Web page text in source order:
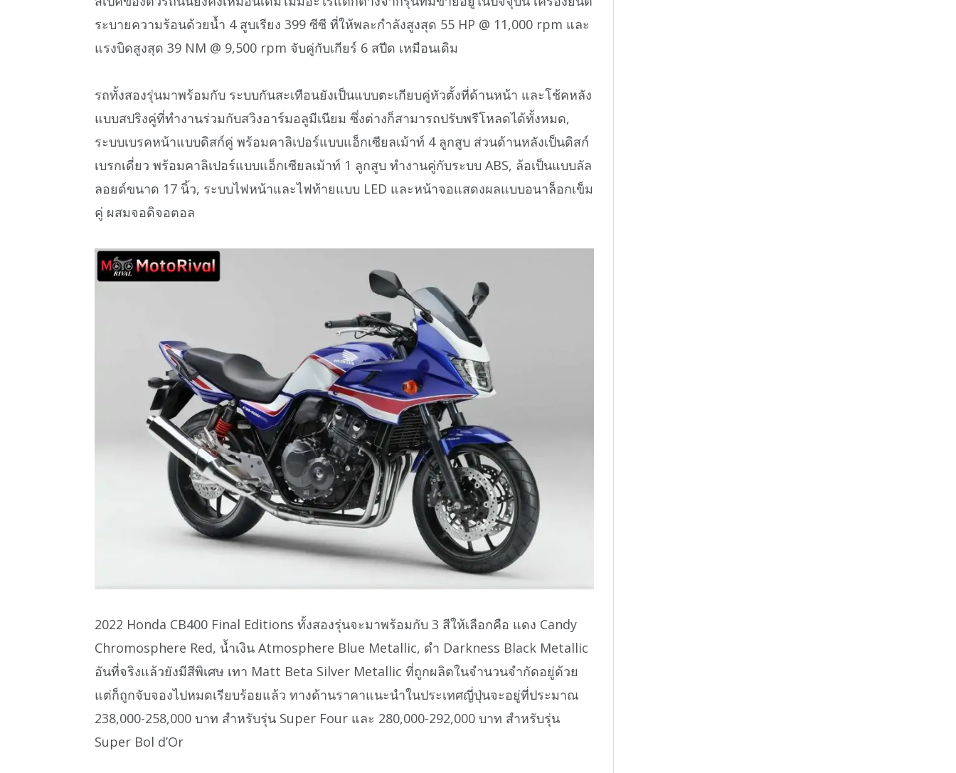
ระบายความร้อนด้วยน้ำ 4 สูบเรียง 399 ซีซี ที่ให้พละกำลังสูงสุด 55 HP @ 11,000 rpm และ
แรงบิดสูงสุด 39 NM @ 9,500 rpm จับคู่กับเกียร์ 6 สปีด เหมือนเดิม
รถทั้งสองรุ่นมาพร้อมกับ ระบบกันสะเทือนยังเป็นแบบตะเกียบคู่หัวตั้งที่ด้านหน้า และโช้คหลัง
แบบสปริงคู่ที่ทำงานร่วมกับสวิงอาร์มอลูมีเนียม ซึ่งต่างก็สามารถปรับพรีโหลดได้ทั้งหมด,
ระบบเบรคหน้าแบบดิสก์คู่ พร้อมคาลิเปอร์แบบแอ็กเซียลเม้าท์ 4 ลูกสูบ ส่วนด้านหลังเป็นดิสก์
เบรกเดี่ยว พร้อมคาลิเปอร์แบบแอ็กเซียลเม้าท์ 1 ลูกสูบ ทำงานคู่กับระบบ ABS, ล้อเป็นแบบลัล
ลอยด์ขนาด 17 นิ้ว, ระบบไฟหน้าและไฟท้ายแบบ LED และหน้าจอแสดงผลแบบอนาล็อกเข็ม
คู่ ผสมจอดิจอตอล
2022 Honda CB400 Final Editions ทั้งสองรุ่นจะมาพร้อมกับ 3 สีให้เลือกคือ แดง Candy
Chromosphere Red, น้ำเงิน Atmosphere Blue Metallic, ดำ Darkness Black Metallic
อันที่จริงแล้วยังมีสีพิเศษ เทา Matt Beta Silver Metallic ที่ถูกผลิตในจำนวนจำกัดอยู่ด้วย
แต่ก็ถูกจับจองไปหมดเรียบร้อยแล้ว ทางด้านราคาแนะนำในประเทศญี่ปุ่นจะอยู่ที่ประมาณ
238,000-258,000 บาท สำหรับรุ่น Super Four และ 280,000-292,000 บาท สำหรับรุ่น
Super Bol d’Or